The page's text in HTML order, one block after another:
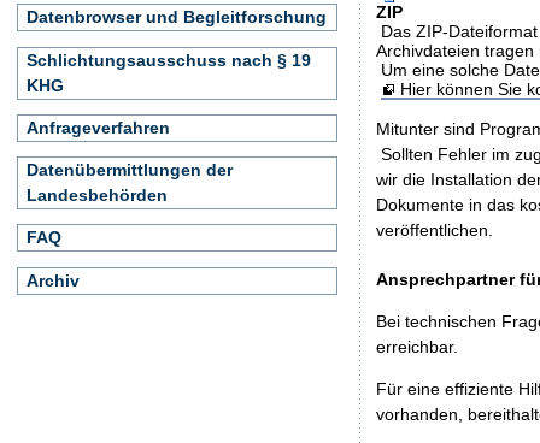
ZIP
Das ZIP-
Archivdateien
Um eine solche
Hier können Sie
Mitunter sind
Sollten Fehler im
wir die Installation
Dokumente in das
veröffentlichen.
Ansprechpartner
Bei technischen
erreichbar.
Für eine effiziente
vorhanden,
Datenbrowser und Begleitforschung
Schlichtungsausschuss nach § 19
KHG
Anfrageverfahren
Datenübermittlungen der
Landesbehörden
FAQ
Archiv